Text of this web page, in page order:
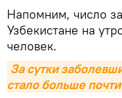
Напомним, число
Узбекистане на
человек.
За сутки
стало больше